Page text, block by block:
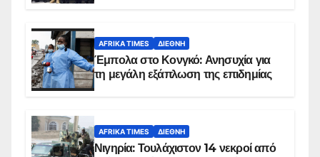
AFRIKA TIMES ΔΙΕΘΝΉ
Έμπολα στο Κονγκό: Ανησυχία για
τη μεγάλη εξάπλωση της επιδημίας
AFRIKA TIMES ΔΙΕΘΝΉ
Νιγηρία: Τουλάχιστον 14 νεκροί από